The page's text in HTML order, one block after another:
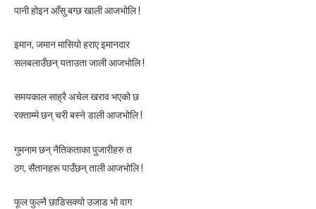
पानी होइन आँसु बग्छ खाली आजभोलि !
इमान, जमान मासियो हराए इमानदार
सलबलाउँछन् यताउता जाली आजभोलि !
समयकाल साह्रै अचेल खराव भएको छ
रक्ताम्मे छन् चरी बस्ने डाली आजभोलि !
गुमनाम छन् नैतिकताका पुजारीहरु त
ठग, सैतानहरू पाउँछन् ताली आजभोलि !
फूल फुल्नै छाडिसक्यो उजाड भो वाग